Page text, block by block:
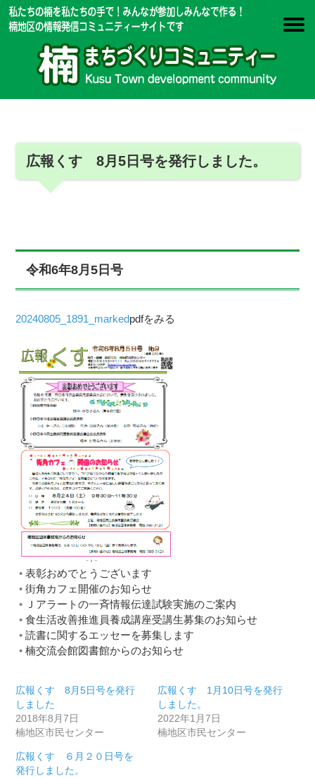
広報くす 8月5日号を発行しました。
令和6年8月5日号
20240805_1891_markedpdfをみる
表彰おめでとうございます
街角カフェ開催のお知らせ
Ｊアラートの一斉情報伝達試験実施のご案内
食生活改善推進員養成講座受講生募集のお知らせ
読書に関するエッセーを募集します
楠交流会館図書館からのお知らせ
広報くす 8月5日号を発行
しました
2018年8月7日
楠地区市民センター
広報くす 1月10日号を発行
しました。
2022年1月7日
楠地区市民センター
広報くす ６月２０日号を
発行しました。